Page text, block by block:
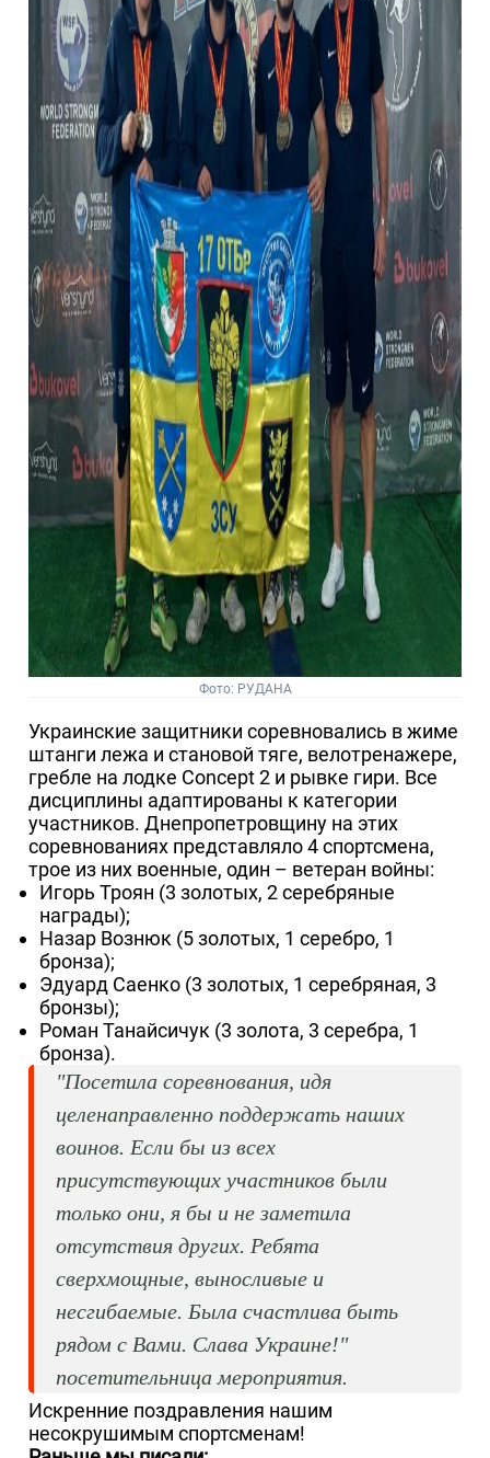
Фото: РУДАНА
Украинские защитники соревновались в жиме
штанги лежа и становой тяге, велотренажере,
гребле на лодке Concept 2 и рывке гири. Все
дисциплины адаптированы к категории
участников. Днепропетровщину на этих
соревнованиях представляло 4 спортсмена,
трое из них военные, один – ветеран войны:
Игорь Троян (3 золотых, 2 серебряные
награды);
Назар Вознюк (5 золотых, 1 серебро, 1
бронза);
Эдуард Саенко (3 золотых, 1 серебряная, 3
бронзы);
Роман Танайсичук (3 золота, 3 серебра, 1
бронза).
"Посетила соревнования, идя
целенаправленно поддержать наших
воинов. Если бы из всех
присутствующих участников были
только они, я бы и не заметила
отсутствия других. Ребята
сверхмощные, выносливые и
несгибаемые. Была счастлива быть
рядом с Вами. Слава Украине!"
посетительница мероприятия.
Искренние поздравления нашим
несокрушимым спортсменам!